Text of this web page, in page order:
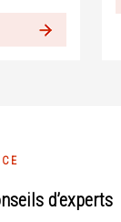
d’experts